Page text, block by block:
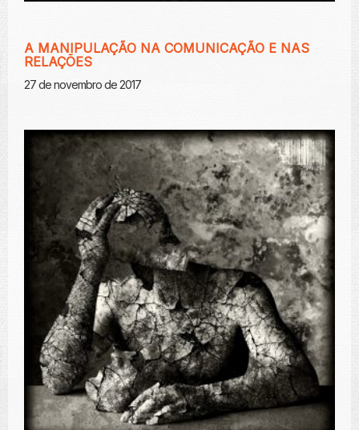
A MANIPULAÇÃO NA COMUNICAÇÃO E NAS
RELAÇÕES
27 de novembro de 2017